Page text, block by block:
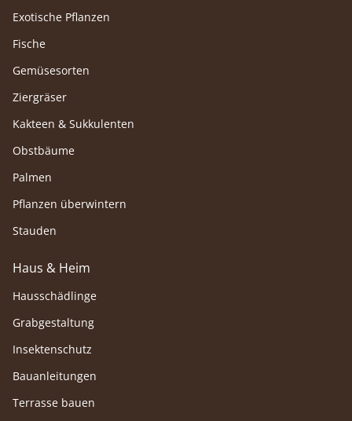
Exotische Pflanzen
Fische
Gemüsesorten
Ziergräser
Kakteen & Sukkulenten
Obstbäume
Palmen
Pflanzen überwintern
Stauden
Haus & Heim
Hausschädlinge
Grabgestaltung
Insektenschutz
Bauanleitungen
Terrasse bauen